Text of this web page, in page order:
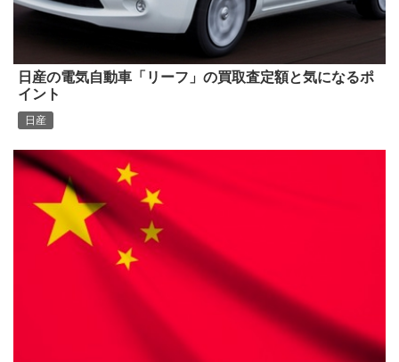
日産の電気自動車「リーフ」の買取査定額と気になるポ
イント
日産